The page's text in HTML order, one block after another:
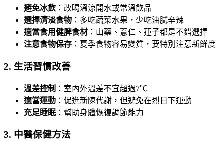
避免冰飲 ：改喝溫涼開水或常溫飲品
選擇清淡食物 ：多吃蔬菜水果，少吃油膩辛辣
適當食用健脾食材 ：山藥、薏仁、蓮子都是不錯選擇
注意食物保存 ：夏季食物容易變質，要特別注意新鮮度
2. 生活習慣改善
溫差控制 ：室內外溫差不宜超過7℃
適當運動 ：促進新陳代謝，但避免在烈日下運動
充足睡眠：幫助身體恢復調節能力
3. 中醫保健方法